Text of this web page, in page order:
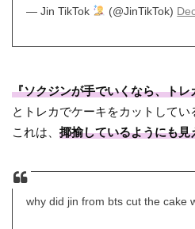
— Jin TikTok (@JinTikTok)
『ソクジンが手でいくなら、トレ
とトレカでケーキをカットしてい
これは、揶揄しているようにも見
why did jin from bts cut the cake